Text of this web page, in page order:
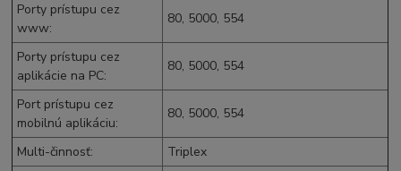
Porty prístupu cez
www:
80, 5000, 554
Porty prístupu cez
aplikácie na PC:
80, 5000, 554
Port prístupu cez
mobilnú aplikáciu:
80, 5000, 554
Multi-činnosť:
Triplex